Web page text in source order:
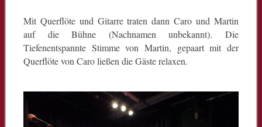
Mit Querflöte und Gitarre traten dann Caro und Martin
auf die Bühne (Nachnamen unbekannt). Die
Tiefenentspannte Stimme von Martin, gepaart mit der
Querflöte von Caro ließen die Gäste relaxen.